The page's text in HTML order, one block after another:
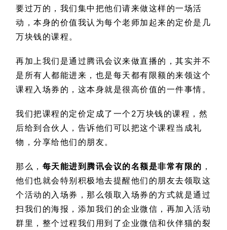
要过万的，我们集中把他们请来做这样的一场活
动，本身的价值我认为每个老师加起来的定价是几
万块钱的课程。
再加上我们是通过腾讯会议来做直播的，其实并不
是所有人都能进来，也是每天都有限额的来领这个
课程入场券的，这本身就是很高价值的一件事情。
我们把课程的定价定成了一个2万块钱的课程，然
后给到合伙人，告诉他们可以把这个课程当成礼
物，分享给他们的朋友。
那么， 每天能进到腾讯会议的名额是非常有限的 ，
他们也就会特别积极地去提醒他们的朋友去领取这
个活动的入场券，那么领取入场券的方式就是通过
扫我们的海报，添加我们的企业微信，再加入活动
群里，整个过程我们用到了企业微信和伙伴猫的裂